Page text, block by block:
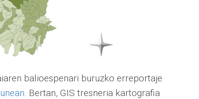
balioespenari buruzko erreportaje
. Bertan, GIS tresneria kartografia